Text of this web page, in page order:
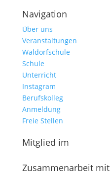
Navigation
Über uns
Veranstaltungen
Waldorfschule
Schule
Unterricht
Instagram
Berufskolleg
Anmeldung
Freie Stellen
Mitglied im
Zusammenarbeit mit